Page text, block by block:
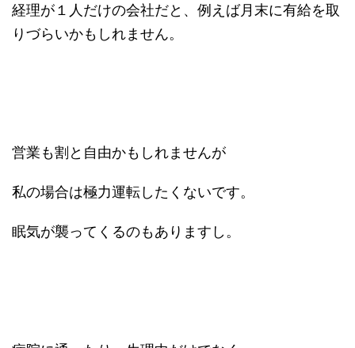
経理が１人だけの会社だと、例えば月末に有給を取
りづらいかもしれません。
営業も割と自由かもしれませんが
私の場合は極力運転したくないです。
眠気が襲ってくるのもありますし。